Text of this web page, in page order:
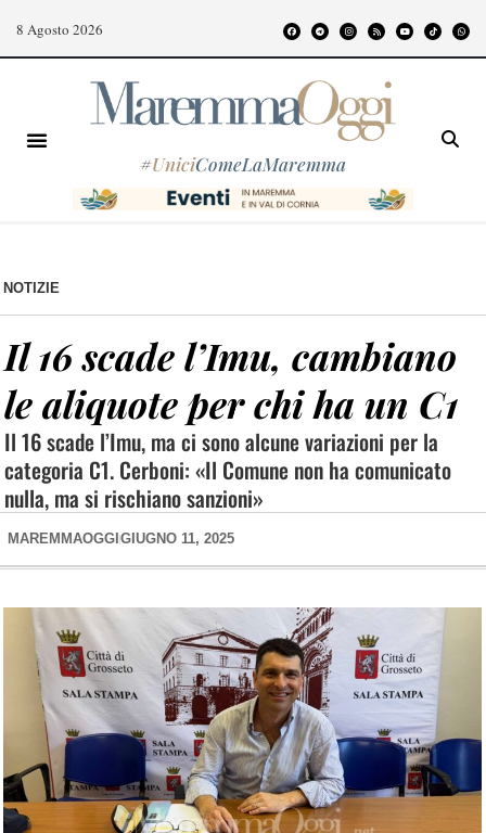
8 Agosto 2026
#UniciComeLaMaremma
NOTIZIE
Il 16 scade l’Imu, cambiano
le aliquote per chi ha un C1
Il 16 scade l’Imu, ma ci sono alcune variazioni per la
categoria C1. Cerboni: «Il Comune non ha comunicato
nulla, ma si rischiano sanzioni»
MAREMMAOGGI GIUGNO 11, 2025